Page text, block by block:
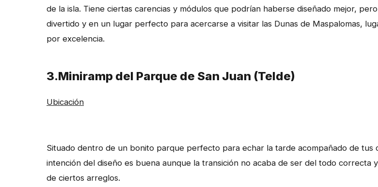
de la isla. Tiene ciertas carencias y módulos que podrían haberse diseñado mejor,
divertido y en un lugar perfecto para acercarse a visitar las Dunas de Maspalomas,
por excelencia.
3.Miniramp del Parque de San Juan (Telde)
Ubicación
Situado dentro de un bonito parque perfecto para echar la tarde acompañado de tus
intención del diseño es buena aunque la transición no acaba de ser del todo correcta
de ciertos arreglos.